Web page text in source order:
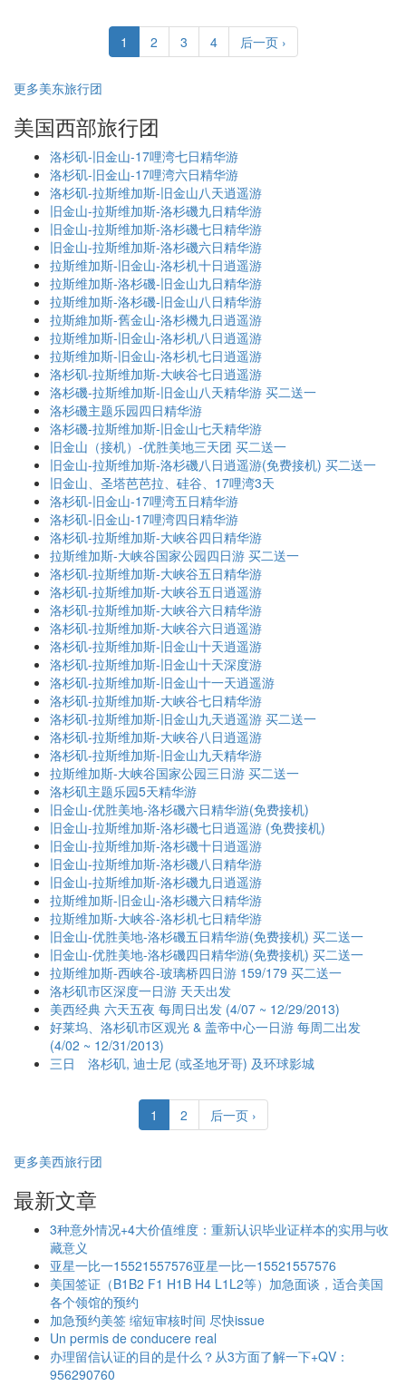
1 2 3 4 后一页 ›
更多美东旅行团
美国西部旅行团
洛杉矶-旧金山-17哩湾七日精华游
洛杉矶-旧金山-17哩湾六日精华游
洛杉矶-拉斯维加斯-旧金山八天逍遥游
旧金山-拉斯维加斯-洛杉磯九日精华游
旧金山-拉斯维加斯-洛杉磯七日精华游
旧金山-拉斯维加斯-洛杉磯六日精华游
拉斯维加斯-旧金山-洛杉机十日逍遥游
拉斯维加斯-洛杉磯-旧金山九日精华游
拉斯维加斯-洛杉磯-旧金山八日精华游
拉斯維加斯-舊金山-洛杉機九日逍遥游
拉斯维加斯-旧金山-洛杉机八日逍遥游
拉斯维加斯-旧金山-洛杉机七日逍遥游
洛杉矶-拉斯维加斯-大峡谷七日逍遥游
洛杉磯-拉斯维加斯-旧金山八天精华游 买二送一
洛杉磯主题乐园四日精华游
洛杉磯-拉斯维加斯-旧金山七天精华游
旧金山（接机）-优胜美地三天团 买二送一
旧金山-拉斯维加斯-洛杉磯八日逍遥游(免费接机) 买二送一
旧金山、圣塔芭芭拉、硅谷、17哩湾3天
洛杉矶-旧金山-17哩湾五日精华游
洛杉矶-旧金山-17哩湾四日精华游
洛杉矶-拉斯维加斯-大峡谷四日精华游
拉斯维加斯-大峡谷国家公园四日游 买二送一
洛杉矶-拉斯维加斯-大峡谷五日精华游
洛杉矶-拉斯维加斯-大峡谷五日逍遥游
洛杉矶-拉斯维加斯-大峡谷六日精华游
洛杉矶-拉斯维加斯-大峡谷六日逍遥游
洛杉矶-拉斯维加斯-旧金山十天逍遥游
洛杉矶-拉斯维加斯-旧金山十天深度游
洛杉矶-拉斯维加斯-旧金山十一天逍遥游
洛杉矶-拉斯维加斯-大峡谷七日精华游
洛杉矶-拉斯维加斯-旧金山九天逍遥游 买二送一
洛杉矶-拉斯维加斯-大峡谷八日逍遥游
洛杉矶-拉斯维加斯-旧金山九天精华游
拉斯维加斯-大峡谷国家公园三日游 买二送一
洛杉矶主题乐园5天精华游
旧金山-优胜美地-洛杉磯六日精华游(免费接机)
旧金山-拉斯维加斯-洛杉磯七日逍遥游 (免费接机)
旧金山-拉斯维加斯-洛杉磯十日逍遥游
旧金山-拉斯维加斯-洛杉磯八日精华游
旧金山-拉斯维加斯-洛杉磯九日逍遥游
拉斯维加斯-旧金山-洛杉磯六日精华游
拉斯维加斯-大峡谷-洛杉机七日精华游
旧金山-优胜美地-洛杉磯五日精华游(免费接机) 买二送一
旧金山-优胜美地-洛杉磯四日精华游(免费接机) 买二送一
拉斯维加斯-西峡谷-玻璃桥四日游 159/179 买二送一
洛杉矶市区深度一日游 天天出发
美西经典 六天五夜 每周日出发 (4/07 ~ 12/29/2013)
好莱坞、洛杉矶市区观光 & 盖帝中心一日游 每周二出发
(4/02 ~ 12/31/2013)
三日 洛杉矶, 迪士尼 (或圣地牙哥) 及环球影城
1 2 后一页 ›
更多美西旅行团
最新文章
3种意外情况+4大价值维度：重新认识毕业证样本的实用与收
藏意义
亚星一比一15521557576亚星一比一15521557576
美国签证（B1B2 F1 H1B H4 L1L2等）加急面谈，适合美国
各个领馆的预约
加急预约美签 缩短审核时间 尽快issue
Un permis de conducere real
办理留信认证的目的是什么？从3方面了解一下+QV：
956290760